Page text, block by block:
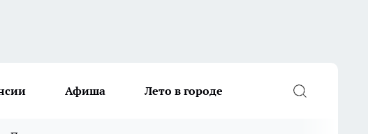
Афиша Лето в городе